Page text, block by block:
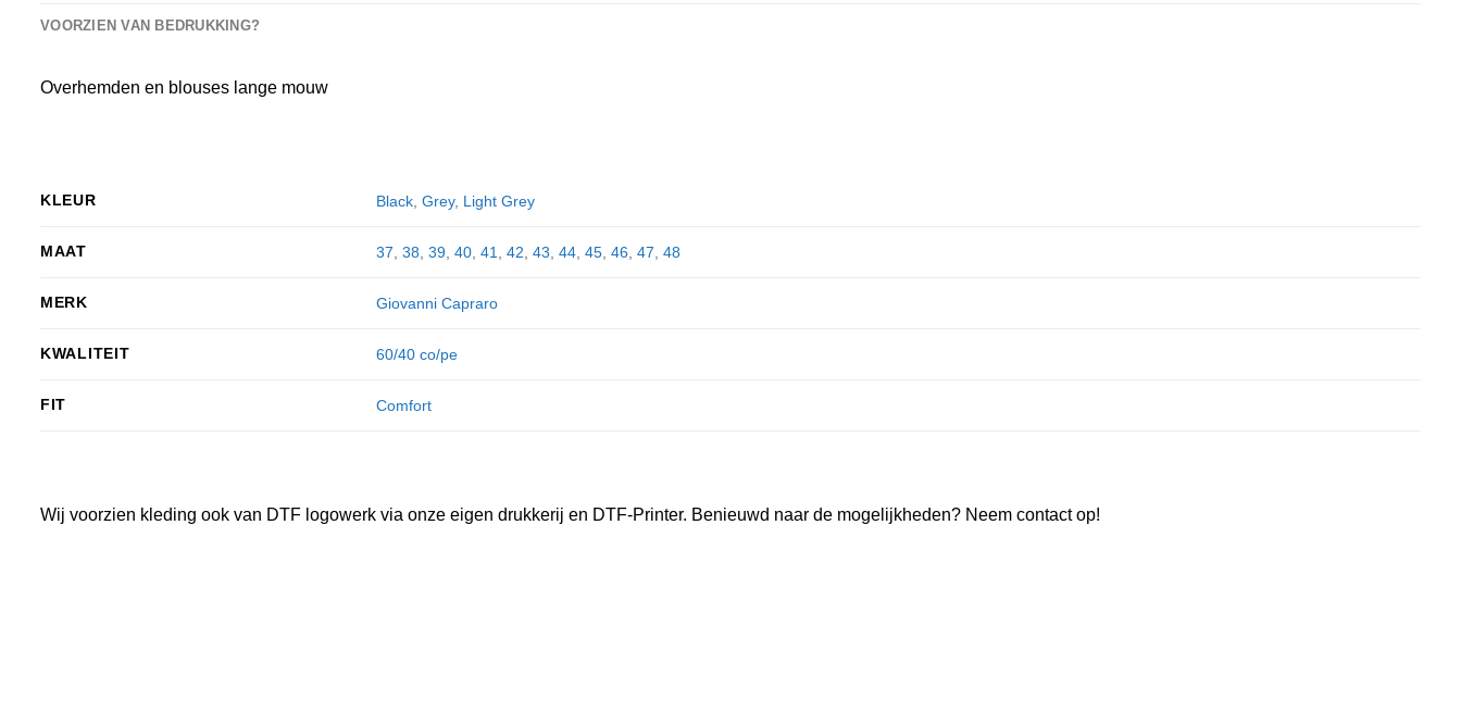
VOORZIEN VAN BEDRUKKING?
Overhemden en blouses lange mouw
KLEUR Black ,Grey, Light Grey
MAAT 37 ,38 ,39 ,40 ,41 ,42 ,43 ,44 ,45 ,46 ,47 ,48
MERK Giovanni Capraro
KWALITEIT 60/40 co/pe
FIT Comfort
Wij voorzien kleding ook van DTF logowerk via onze eigen drukkerij en DTF-Printer. Benieuwd naar de mogelijkheden? Neem contact op!